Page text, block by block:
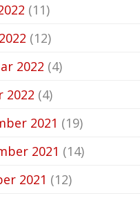
(11)
(12)
2022 (4)
2022 (4)
2021 (19)
2021 (14)
2021 (12)